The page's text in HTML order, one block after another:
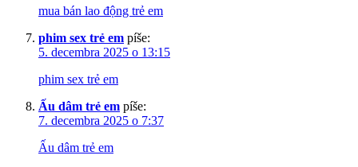
mua bán lao động trẻ em
phim sex trẻ em píše:
5. decembra 2025 o 13:15
phim sex trẻ em
Ấu dâm trẻ em píše:
7. decembra 2025 o 7:37
Ấu dâm trẻ em